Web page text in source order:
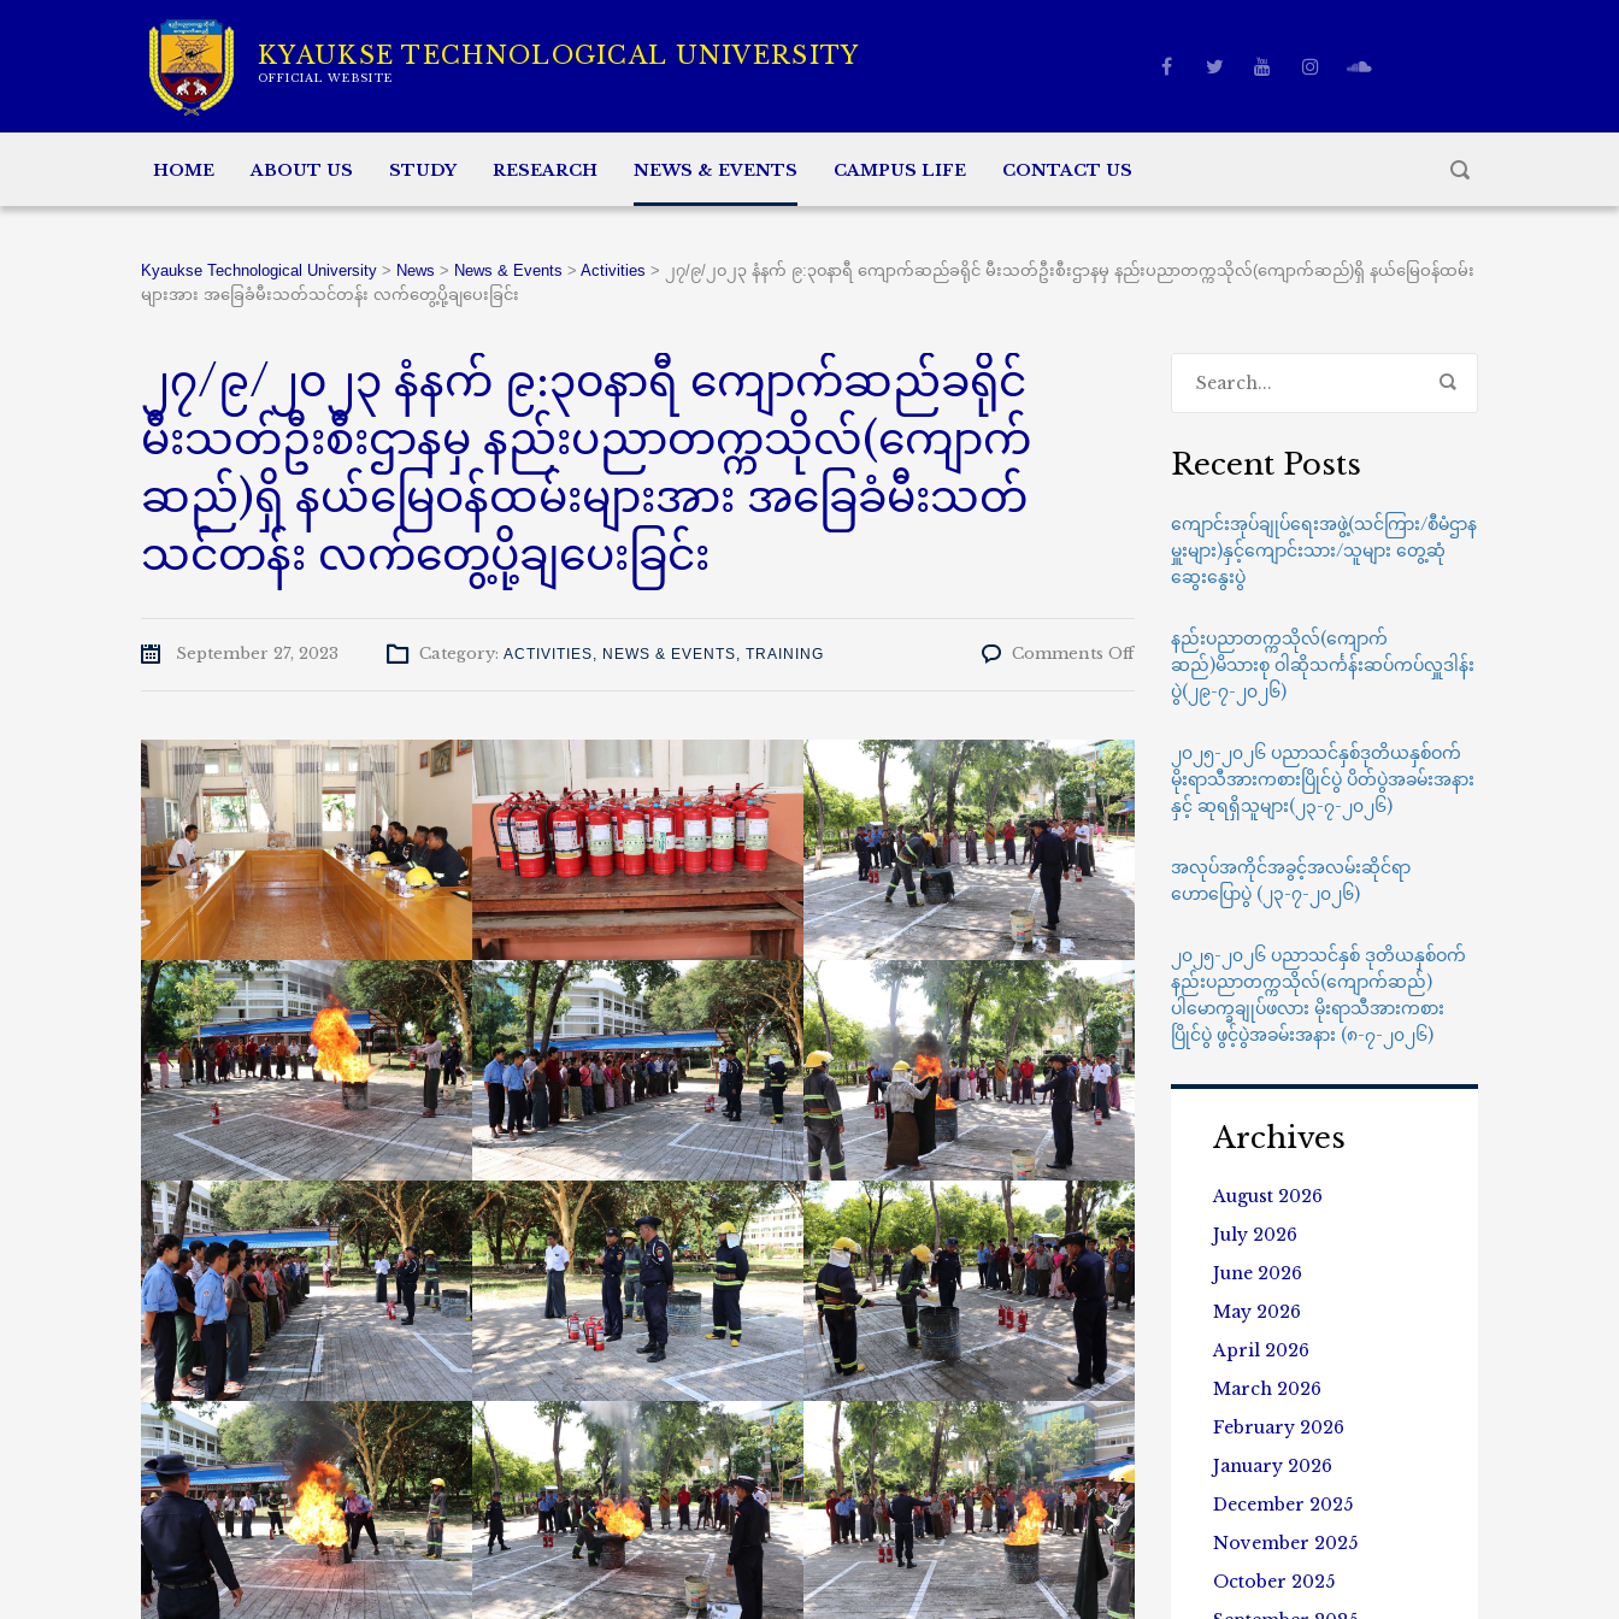
KYAUKSE TECHNOLOGICAL UNIVERSITY
OFFICIAL WEBSITE
HOME ABOUT US STUDY RESEARCH NEWS & EVENTS CAMPUS LIFE CONTACT US
Kyaukse Technological University > News > News & Events > Activities >
၂၇/၉/၂၀၂၃ နံနက် ၉:၃၀နာရီ ကျောက်ဆည်ခရိုင် မီးသတ်ဦးစီးဌာနမှ နည်းပညာတက္ကသိုလ်(ကျောက်ဆည်)ရှိ နယ်မြေဝန်ထမ်း
များအား အခြေခံမီးသတ်သင်တန်း လက်တွေ့ပို့ချပေးခြင်း
၂၇/၉/၂၀၂၃ နံနက် ၉:၃၀နာရီ ကျောက်ဆည်ခရိုင်
မီးသတ်ဦးစီးဌာနမှ နည်းပညာတက္ကသိုလ်(ကျောက်
ဆည်)ရှိ နယ်မြေဝန်ထမ်းများအား အခြေခံမီးသတ်
သင်တန်း လက်တွေ့ပို့ချပေးခြင်း
September 27, 2023 Category: ACTIVITIES, NEWS & EVENTS, TRAINING Comments Offon
၂၇/၉/၂၀၂၃
ကျောက်
ဆည်
ခရိုင်
မီးသတ်
ဦးစီးဌာန
နည်း
ပညာ
တက္ကသိုလ်(ကျောက်
ဆည်)ရှိ
နယ်မြေ
ဝန်ထမ်း
များ
အား
အခြေခံ
မီးသတ်
သင်တန်း
ပို့ချ
ပေး
ခြင်း
Recent Posts
ကျောင်းအုပ်ချုပ်ရေးအဖွဲ့(သင်ကြား/စီမံဌာန
မှူးများ)နှင့်ကျောင်းသား/သူများ တွေ့ဆုံ
ဆွေးနွေးပွဲ
နည်းပညာတက္ကသိုလ်(ကျောက်
ဆည်)မိသားစု ဝါဆိုသင်္ကန်းဆပ်ကပ်လှူဒါန်း
ပွဲ(၂၉-၇-၂၀၂၆)
၂၀၂၅-၂၀၂၆ ပညာသင်နှစ်ဒုတိယနှစ်ဝက်
မိုးရာသီအားကစားပြိုင်ပွဲ ပိတ်ပွဲအခမ်းအနား
နှင့် ဆုရရှိသူများ(၂၃-၇-၂၀၂၆)
အလုပ်အကိုင်အခွင့်အလမ်းဆိုင်ရာ
ဟောပြောပွဲ (၂၃-၇-၂၀၂၆)
၂၀၂၅-၂၀၂၆ ပညာသင်နှစ် ဒုတိယနှစ်ဝက်
နည်းပညာတက္ကသိုလ်(ကျောက်ဆည်)
ပါမောက္ခချုပ်ဖလား မိုးရာသီအားကစား
ပြိုင်ပွဲ ဖွင့်ပွဲအခမ်းအနား (၈-၇-၂၀၂၆)
Archives
August 2026
July 2026
June 2026
May 2026
April 2026
March 2026
February 2026
January 2026
December 2025
November 2025
October 2025